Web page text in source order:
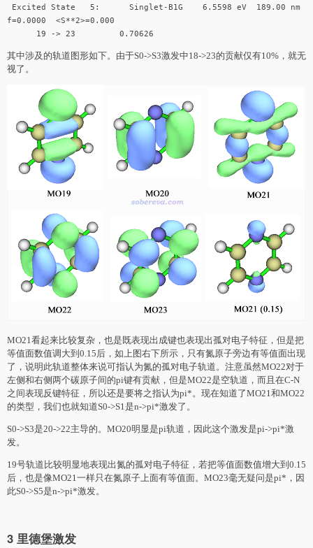
Excited State 5: Singlet-B1G 6.5598 eV 189.00 nm
f=0.0000 <S**2>=0.000
19 -> 23 0.70626
其中涉及的轨道图形如下。由于S0->S3激发中18->23的贡献仅有10%，就无
视了。
MO21看起来比较复杂，也是既表现出成键也表现出孤对电子特征，但是把
等值面数值调大到0.15后，如上图右下所示，只有氮原子旁边有等值面出现
了，说明此轨道整体来说可指认为氮的孤对电子轨道。注意虽然MO22对于
左侧和右侧两个碳原子间的pi键有贡献，但是MO22是空轨道，而且在C-N
之间表现反键特征，所以还是要将之指认为pi*。现在知道了MO21和MO22
的类型，我们也就知道S0->S1是n->pi*激发了。
S0->S3是20->22主导的。MO20明显是pi轨道，因此这个激发是pi->pi*激
发。
19号轨道比较明显地表现出氮的孤对电子特征，若把等值面数值增大到0.15
后，也是像MO21一样只在氮原子上面有等值面。MO23毫无疑问是pi*，因
此S0->S5是n->pi*激发。
3 里德堡激发